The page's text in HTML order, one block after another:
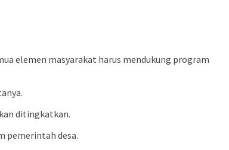
elemen masyarakat harus mendukung program
ditingkatkan.
pemerintah desa.